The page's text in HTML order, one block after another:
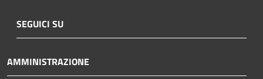
SEGUICI SU
AMMINISTRAZIONE